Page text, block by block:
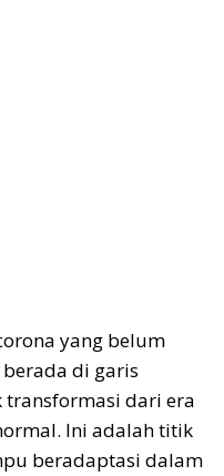
yang belum
di garis
dari era
Ini adalah titik
beradaptasi dalam